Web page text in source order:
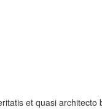
et quasi